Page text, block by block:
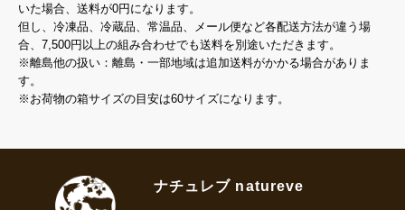
いた場合、送料が0円になります。
但し、冷凍品、冷蔵品、常温品、メール便など各配送方法が違う場
合、7,500円以上の組み合わせでも送料を別途いただきます。
※離島他の扱い：離島・一部地域は追加送料がかかる場合がありま
す。
※お荷物の箱サイズの目安は60サイズになります。
ナチュレブ natureve